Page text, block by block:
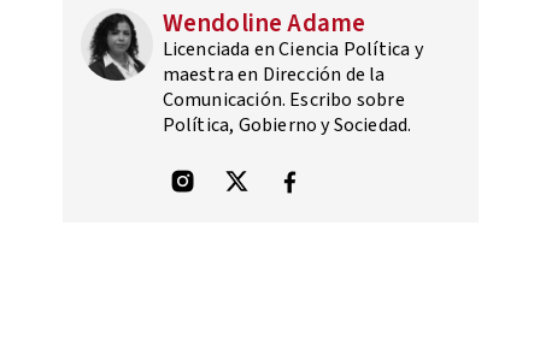
Wendoline Adame
Licenciada en Ciencia Política y
maestra en Dirección de la
Comunicación. Escribo sobre
Política, Gobierno y Sociedad.